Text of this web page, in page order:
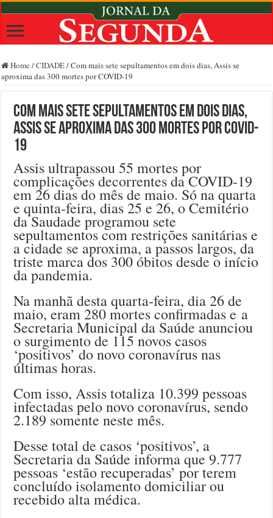
Home /CIDADE/Com mais sete sepultamentos em dois dias, Assis se
aproxima das 300 mortes por COVID-19
Com mais sete sepultamentos em dois dias,
Assis se aproxima das 300 mortes por COVID-
19
Assis ultrapassou 55 mortes por
complicações decorrentes da COVID-19
em 26 dias do mês de maio. Só na quarta
e quinta-feira, dias 25 e 26, o Cemitério
da Saudade programou sete
sepultamentos com restrições sanitárias e
a cidade se aproxima, a passos largos, da
triste marca dos 300 óbitos desde o início
da pandemia.
Na manhã desta quarta-feira, dia 26 de
maio, eram 280 mortes confirmadas e a
Secretaria Municipal da Saúde anunciou
o surgimento de 115 novos casos
‘positivos’ do novo coronavírus nas
últimas horas.
Com isso, Assis totaliza 10.399 pessoas
infectadas pelo novo coronavírus, sendo
2.189 somente neste mês.
Desse total de casos ‘positivos’, a
Secretaria da Saúde informa que 9.777
pessoas ‘estão recuperadas’ por terem
concluído isolamento domiciliar ou
recebido alta médica.